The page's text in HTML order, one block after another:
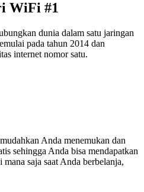
WiFi #1
dunia dalam satu jaringan
pada tahun 2014 dan
internet nomor satu.
Anda menemukan dan
sehingga Anda bisa mendapatkan
saja saat Anda berbelanja,